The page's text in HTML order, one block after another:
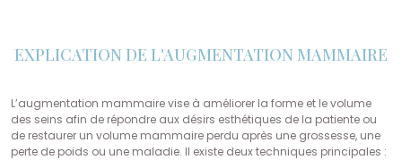
EXPLICATION DE L'AUGMENTATION MAMMAIRE
L’augmentation mammaire vise à améliorer la forme et le volume
des seins afin de répondre aux désirs esthétiques de la patiente ou
de restaurer un volume mammaire perdu après une grossesse, une
perte de poids ou une maladie. Il existe deux techniques principales :